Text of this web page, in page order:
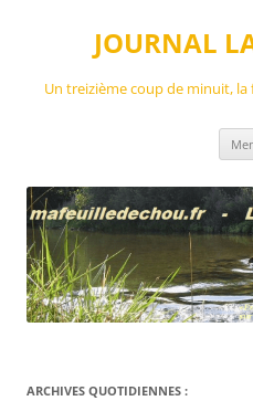
JOURNAL
Un treizième coup de minuit,
ARCHIVES QUOTIDIENNES :